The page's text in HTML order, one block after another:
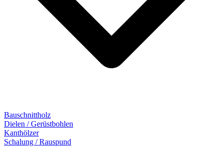
Bauschnittholz
Dielen / Gerüstbohlen
Kanthölzer
Schalung / Rauspund